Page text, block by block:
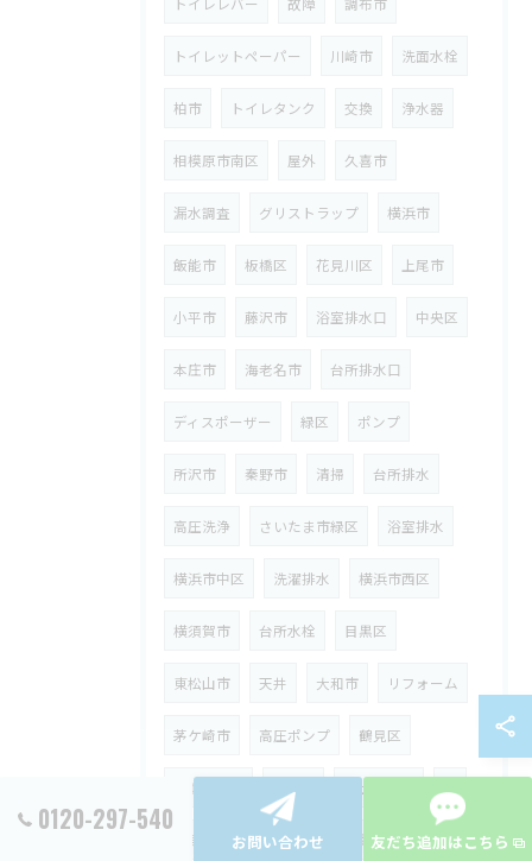
トイレットペーパー 川崎市 洗面水栓
柏市 トイレタンク 交換 浄水器
相模原市南区 屋外 久喜市
漏水調査 グリストラップ 横浜市
飯能市 板橋区 花見川区 上尾市
小平市 藤沢市 浴室排水口 中央区
本庄市 海老名市 台所排水口
ディスポーザー 緑区 ポンプ
所沢市 秦野市 清掃 台所排水
高圧洗浄 さいたま市緑区 浴室排水
横浜市中区 洗濯排水 横浜市西区
横須賀市 台所水栓 目黒区
東松山市 天井 大和市 リフォーム
茅ケ崎市 高圧ポンプ 鶴見区
蛇腹ホース 保土ヶ谷区
中野区 さいたま市 葛飾区 鴻巣市
0120-297-540
お問い合わせ 友だち追加はこちら